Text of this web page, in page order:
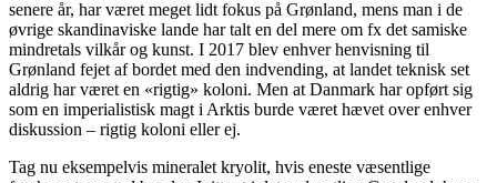
senere år, har været meget lidt fokus på Grønland, mens man i de
øvrige skandinaviske lande har talt en del mere om fx det samiske
mindretals vilkår og kunst. I 2017 blev enhver henvisning til
Grønland fejet af bordet med den indvending, at landet teknisk set
aldrig har været en «rigtig» koloni. Men at Danmark har opført sig
som en imperialistisk magt i Arktis burde været hævet over enhver
diskussion – rigtig koloni eller ej.
Tag nu eksempelvis mineralet kryolit, hvis eneste væsentlige